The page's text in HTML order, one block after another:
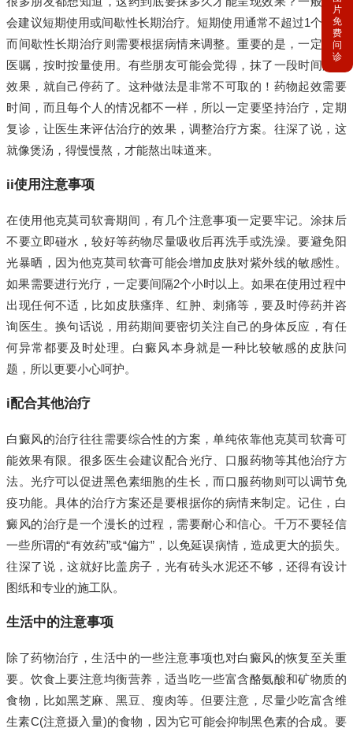
会建议短期使用或间歇性长期治疗。短期使用通常不超过1个月，
而间歇性长期治疗则需要根据病情来调整。重要的是，一定要遵
医嘱，按时按量使用。有些朋友可能会觉得，抹了一段时间没啥
效果，就自己停药了。这种做法是非常不可取的！药物起效需要
时间，而且每个人的情况都不一样，所以一定要坚持治疗，定期
复诊，让医生来评估治疗的效果，调整治疗方案。往深了说，这
就像煲汤，得慢慢熬，才能熬出味道来。
ii使用注意事项
在使用他克莫司软膏期间，有几个注意事项一定要牢记。涂抹后
不要立即碰水，较好等药物尽量吸收后再洗手或洗澡。要避免阳
光暴晒，因为他克莫司软膏可能会增加皮肤对紫外线的敏感性。
如果需要进行光疗，一定要间隔2个小时以上。如果在使用过程中
出现任何不适，比如皮肤瘙痒、红肿、刺痛等，要及时停药并咨
询医生。换句话说，用药期间要密切关注自己的身体反应，有任
何异常都要及时处理。白癜风本身就是一种比较敏感的皮肤问
题，所以更要小心呵护。
i配合其他治疗
白癜风的治疗往往需要综合性的方案，单纯依靠他克莫司软膏可
能效果有限。很多医生会建议配合光疗、口服药物等其他治疗方
法。光疗可以促进黑色素细胞的生长，而口服药物则可以调节免
疫功能。具体的治疗方案还是要根据你的病情来制定。记住，白
癜风的治疗是一个漫长的过程，需要耐心和信心。千万不要轻信
一些所谓的“有效药”或“偏方”，以免延误病情，造成更大的损失。
往深了说，这就好比盖房子，光有砖头水泥还不够，还得有设计
图纸和专业的施工队。
生活中的注意事项
除了药物治疗，生活中的一些注意事项也对白癜风的恢复至关重
要。饮食上要注意均衡营养，适当吃一些富含酪氨酸和矿物质的
食物，比如黑芝麻、黑豆、瘦肉等。但要注意，尽量少吃富含维
生素C(注意摄入量)的食物，因为它可能会抑制黑色素的合成。要
片
免
费
问
诊